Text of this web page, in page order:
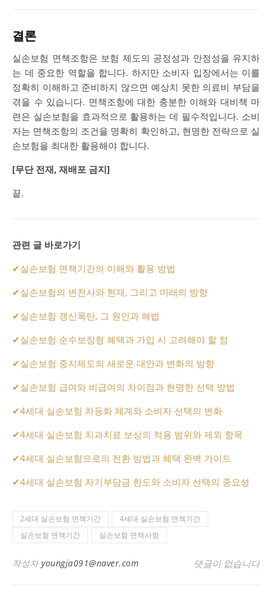
결론
실손보험 면책조항은 보험 제도의 공정성과 안정성을 유지하
는 데 중요한 역할을 합니다. 하지만 소비자 입장에서는 이를
정확히 이해하고 준비하지 않으면 예상치 못한 의료비 부담을
겪을 수 있습니다. 면책조항에 대한 충분한 이해와 대비책 마
련은 실손보험을 효과적으로 활용하는 데 필수적입니다. 소비
자는 면책조항의 조건을 명확히 확인하고, 현명한 전략으로 실
손보험을 최대한 활용해야 합니다.
[무단 전재, 재배포 금지]
끝.
관련 글 바로가기
✔실손보험 면책기간의 이해와 활용 방법
✔실손보험의 변천사와 현재, 그리고 미래의 방향
✔실손보험 갱신폭탄, 그 원인과 해법
✔실손보험 순수보장형 혜택과 가입 시 고려해야 할 점
✔실손보험 중지제도의 새로운 대안과 변화의 방향
✔실손보험 급여와 비급여의 차이점과 현명한 선택 방법
✔4세대 실손보험 차등화 체계와 소비자 선택의 변화
✔4세대 실손보험 치과치료 보상의 적용 범위와 제외 항목
✔4세대 실손보험으로의 전환 방법과 혜택 완벽 가이드
✔4세대 실손보험 자기부담금 한도와 소비자 선택의 중요성
2세대 실손보험 면책기간
4세대 실손보험 면책기간
실손보험 면책기간
실손보험 면책사항
작성자 youngja091@naver.com 댓글이 없습니다